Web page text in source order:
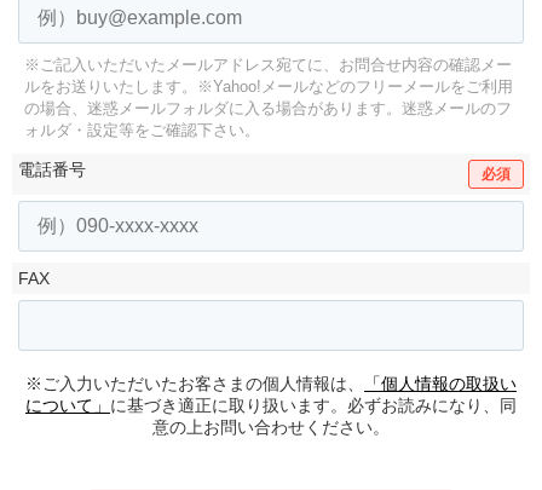
※ご記入いただいたメールアドレス宛てに、お問合せ内容の確認メー
ルをお送りいたします。
※Yahoo!メールなどのフリーメールをご利用
の場合、迷惑メールフォルダに入る場合があります。 迷惑メールのフ
ォルダ・設定等をご確認下さい。
電話番号 必須
FAX
※ご入力いただいたお客さまの個人情報は、
「個人情報の取扱い
について」 に基づき適正に取り扱います。必ずお読みになり、同
意の上お問い合わせください。